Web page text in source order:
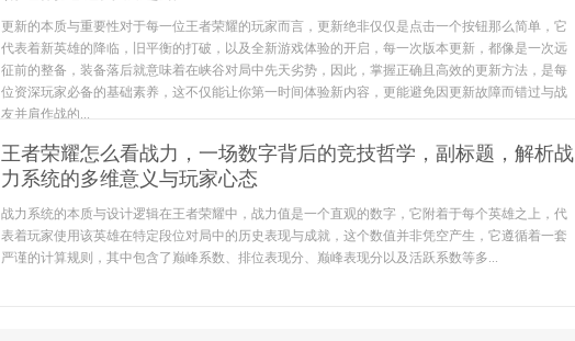
更新的本质与重要性对于每一位王者荣耀的玩家而言，更新绝非仅仅是点击一个按钮那么简单，它
代表着新英雄的降临，旧平衡的打破，以及全新游戏体验的开启，每一次版本更新，都像是一次远
征前的整备，装备落后就意味着在峡谷对局中先天劣势，因此，掌握正确且高效的更新方法，是每
位资深玩家必备的基础素养，这不仅能让你第一时间体验新内容，更能避免因更新故障而错过与战
友并肩作战的...
王者荣耀怎么看战力，一场数字背后的竞技哲学，副标题，解析战
力系统的多维意义与玩家心态
战力系统的本质与设计逻辑在王者荣耀中，战力值是一个直观的数字，它附着于每个英雄之上，代
表着玩家使用该英雄在特定段位对局中的历史表现与成就，这个数值并非凭空产生，它遵循着一套
严谨的计算规则，其中包含了巅峰系数、排位表现分、巅峰表现分以及活跃系数等多...